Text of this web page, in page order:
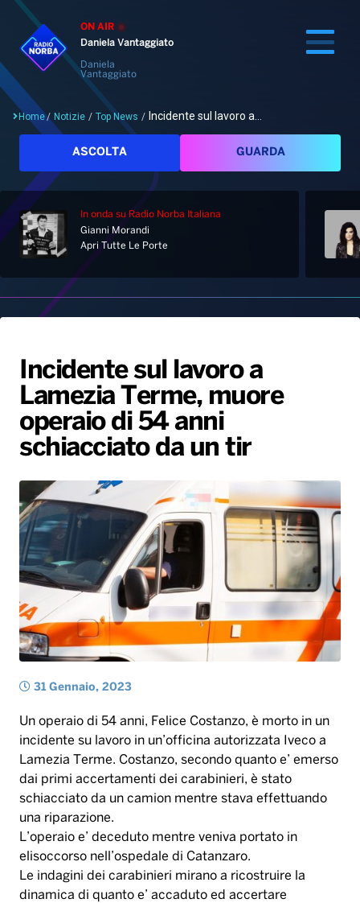
ON AIR
Daniela Vantaggiato
Daniela
Vantaggiato
Cerca
Home
Palinsesto
Hit Dance
Giochi&Concorsi
PALATOUR
Notizie
Locali
Musica e Spettacolo
Sport
Leggerissime
Playlist
Generale
Novità
Notiziario
Interviste
Speciale Astrabilia 2026
Gallery
Radio Norba News TV
Voce al Bari
Gallery
Home/ Notizie / Top News / Incidente sul lavoro a...
ASCOLTA GUARDA
In onda su Radio Norba Italiana
Gianni Morandi
Apri Tutte Le Porte
Incidente sul lavoro a
Lamezia Terme, muore
operaio di 54 anni
schiacciato da un tir
31 Gennaio, 2023
Un operaio di 54 anni, Felice Costanzo, è morto in un
incidente su lavoro in un’officina autorizzata Iveco a
Lamezia Terme. Costanzo, secondo quanto e’ emerso
dai primi accertamenti dei carabinieri, è stato
schiacciato da un camion mentre stava effettuando
una riparazione.
L’operaio e’ deceduto mentre veniva portato in
elisoccorso nell’ospedale di Catanzaro.
Le indagini dei carabinieri mirano a ricostruire la
dinamica di quanto e’ accaduto ed accertare